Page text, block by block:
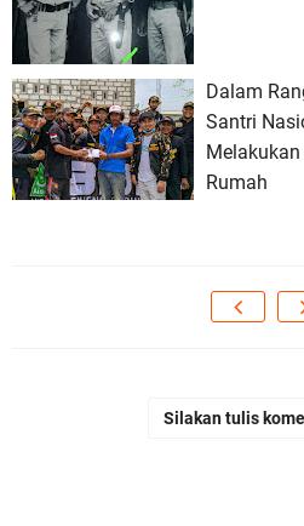
Dalam
Santri
Rumah
Silakan tulis